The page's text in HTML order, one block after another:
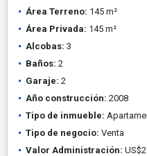
Área Terreno: 145 m²
Área Privada: 145 m²
Alcobas: 3
Baños: 2
Garaje: 2
Año construcción: 2008
Tipo de inmueble:
Tipo de negocio: Venta
Valor Administración: